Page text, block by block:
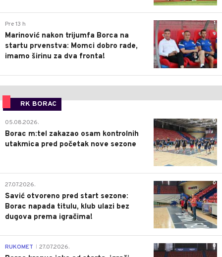
1
Pre 13 h
Marinović nakon trijumfa Borca na
startu prvenstva: Momci dobro rade,
imamo širinu za dva fronta!
RK BORAC
0
05.08.2026.
Borac m:tel zakazao osam kontrolnih
utakmica pred početak nove sezone
0
27.07.2026.
Savić otvoreno pred start sezone:
Borac napada titulu, klub ulazi bez
dugova prema igračima!
0
RUKOMET 27.07.2026.